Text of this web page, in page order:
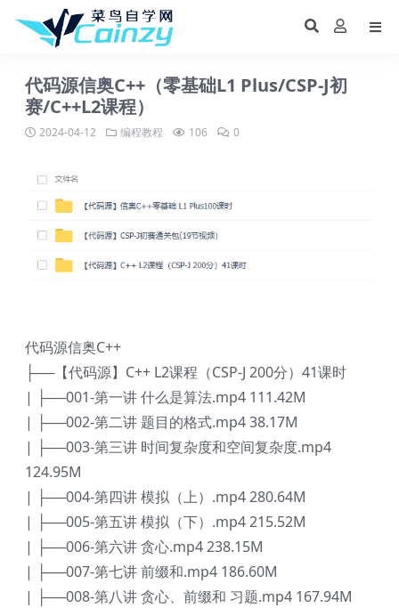
代码源信奥C++（零基础L1 Plus/CSP-J初
赛/C++L2课程）
2024-04-12 编程教程 106 0
代码源信奥C++
├──【代码源】C++ L2课程（CSP-J 200分）41课时
| ├──001-第一讲 什么是算法.mp4 111.42M
| ├──002-第二讲 题目的格式.mp4 38.17M
| ├──003-第三讲 时间复杂度和空间复杂度.mp4
124.95M
| ├──004-第四讲 模拟（上）.mp4 280.64M
| ├──005-第五讲 模拟（下）.mp4 215.52M
| ├──006-第六讲 贪心.mp4 238.15M
| ├──007-第七讲 前缀和.mp4 186.60M
| ├──008-第八讲 贪心、前缀和 习题.mp4 167.94M